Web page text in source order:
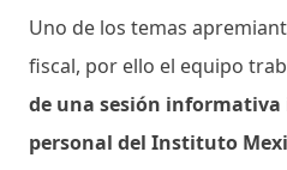
Uno de los temas
fiscal, por ello el equipo
de una sesión
personal del Instituto